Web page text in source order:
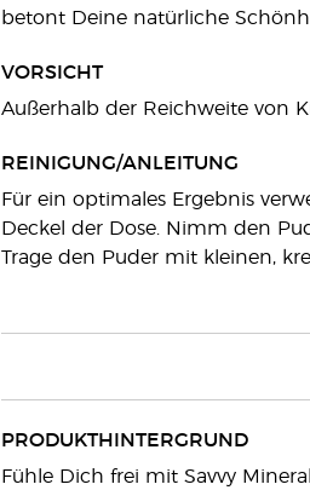
betont Deine natürliche
VORSICHT
Außerhalb der Reichweite von
REINIGUNG/ANLEITUNG
Für ein optimales Ergebnis
Deckel der Dose. Nimm den
Trage den Puder mit kleinen,
PRODUKTHINTERGRUND
Fühle Dich frei mit Savvy